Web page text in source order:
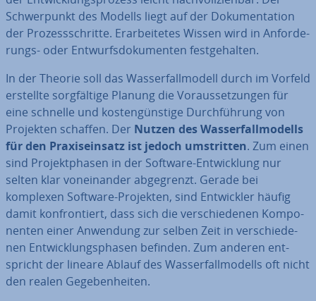
Schwer­punkt des Modells liegt auf der Do­ku­men­ta­ti­on
der Pro­zess­schrit­te. Er­ar­bei­te­tes Wissen wird in An­for­de­
rungs- oder Ent­wurfs­do­ku­men­ten fest­ge­hal­ten.
In der Theorie soll das Was­ser­fall­mo­dell durch im Vorfeld
erstellte sorg­fäl­ti­ge Planung die Vor­aus­set­zun­gen für
eine schnelle und kos­ten­güns­ti­ge Durch­füh­rung von
Projekten schaffen. Der Nutzen des Was­ser­fall­mo­dells
für den Pra­xis­ein­satz ist jedoch um­strit­ten. Zum einen
sind Pro­jekt­pha­sen in der Software-Ent­wick­lung nur
selten klar von­ein­an­der ab­ge­grenzt. Gerade bei
komplexen Software-Projekten, sind Ent­wick­ler häufig
damit kon­fron­tiert, dass sich die ver­schie­de­nen Kom­po­
nen­ten einer Anwendung zur selben Zeit in ver­schie­de­
nen Ent­wick­lungs­pha­sen befinden. Zum anderen ent­
spricht der lineare Ablauf des Was­ser­fall­mo­dells oft nicht
den realen Ge­ge­ben­hei­ten.